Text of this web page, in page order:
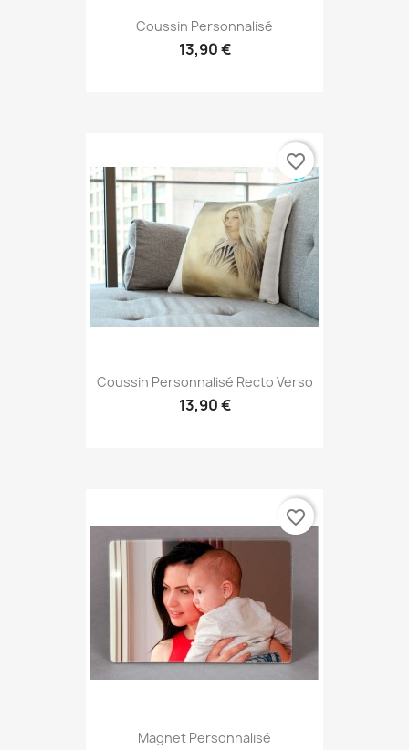
Coussin Personnalisé
13,90 €
Coussin Personnalisé Recto Verso
13,90 €
favorite_border
Magnet Personnalisé
favorite_border